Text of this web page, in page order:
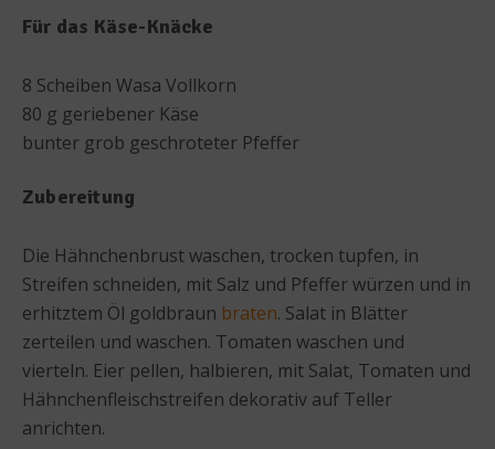
Für das Käse-Knäcke
8 Scheiben Wasa Vollkorn
80 g geriebener Käse
bunter grob geschroteter Pfeffer
Zubereitung
Die Hähnchenbrust waschen, trocken tupfen, in
Streifen schneiden, mit Salz und Pfeffer würzen und in
erhitztem Öl goldbraun braten. Salat in Blätter
zerteilen und waschen. Tomaten waschen und
vierteln. Eier pellen, halbieren, mit Salat, Tomaten und
Hähnchenfleischstreifen dekorativ auf Teller
anrichten.